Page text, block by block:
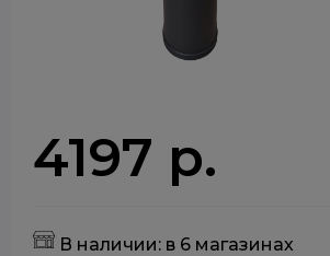
4197 р.
В наличии: в 6 магазинах